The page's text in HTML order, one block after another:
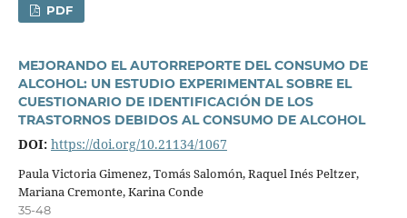
PDF
MEJORANDO EL AUTORREPORTE DEL CONSUMO DE
ALCOHOL: UN ESTUDIO EXPERIMENTAL SOBRE EL
CUESTIONARIO DE IDENTIFICACIÓN DE LOS
TRASTORNOS DEBIDOS AL CONSUMO DE ALCOHOL
DOI: https://doi.org/10.21134/1067
Paula Victoria Gimenez, Tomás Salomón, Raquel Inés Peltzer,
Mariana Cremonte, Karina Conde
35-48